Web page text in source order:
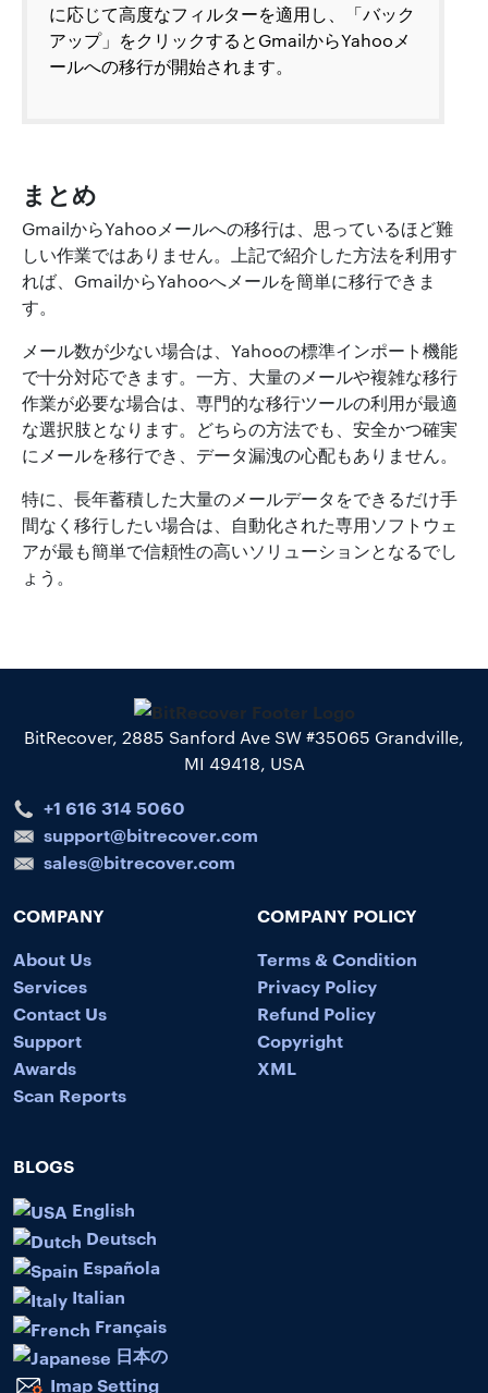
に応じて高度なフィルターを適用し、「バック
アップ」をクリックするとGmailからYahooメ
ールへの移行が開始されます。
まとめ
GmailからYahooメールへの移行は、思っているほど難
しい作業ではありません。上記で紹介した方法を利用す
れば、GmailからYahooへメールを簡単に移行できま
す。
メール数が少ない場合は、Yahooの標準インポート機能
で十分対応できます。一方、大量のメールや複雑な移行
作業が必要な場合は、専門的な移行ツールの利用が最適
な選択肢となります。どちらの方法でも、安全かつ確実
にメールを移行でき、データ漏洩の心配もありません。
特に、長年蓄積した大量のメールデータをできるだけ手
間なく移行したい場合は、自動化された専用ソフトウェ
アが最も簡単で信頼性の高いソリューションとなるでし
ょう。
BitRecover, 2885 Sanford Ave SW #35065 Grandville,
MI 49418, USA
+1 616 314 5060
support@bitrecover.com
sales@bitrecover.com
COMPANY
About Us
Services
Contact Us
Support
Awards
Scan Reports
COMPANY POLICY
Terms & Condition
Privacy Policy
Refund Policy
Copyright
XML
BLOGS
English
Deutsch
Española
Italian
Français
日本の
Imap Setting